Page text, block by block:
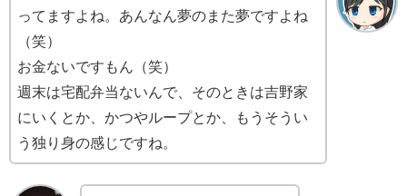
ってますよね。あんなん夢のまた夢ですよね
（笑）
お金ないですもん（笑）
週末は宅配弁当ないんで、そのときは吉野家
にいくとか、かつやループとか、もうそうい
う独り身の感じですね。